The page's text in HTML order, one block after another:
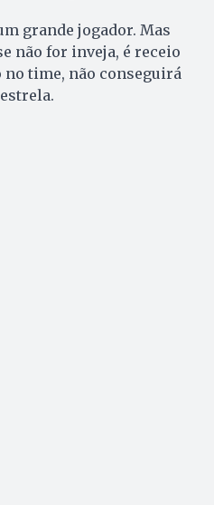
grande jogador. Mas
não for inveja, é receio
time, não conseguirá